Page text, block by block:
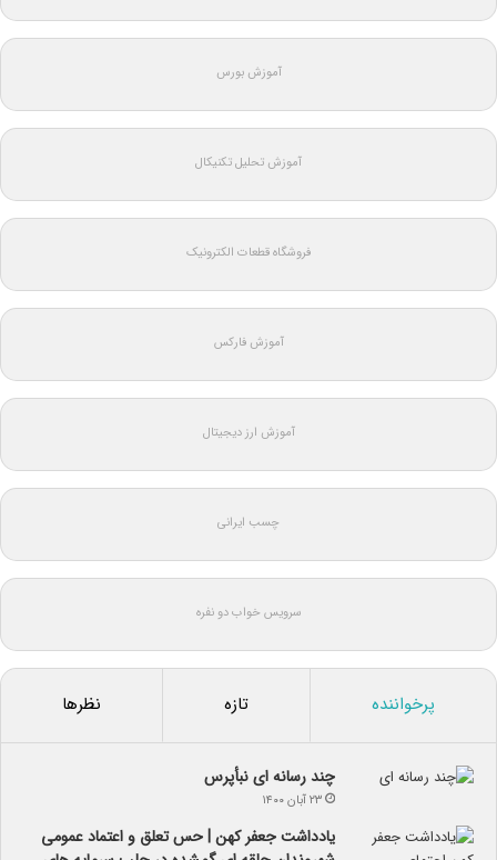
آموزش بورس
آموزش تحلیل تکنیکال
فروشگاه قطعات الکترونیک
آموزش فارکس
آموزش ارز دیجیتال
چسب ایرانی
سرویس خواب دو نفره
پرخواننده تازه نظرها
چند رسانه ای نبأپرس
۲۳ آبان ۱۴۰۰
یادداشت جعفر کهن | حس تعلق و اعتماد عمومی